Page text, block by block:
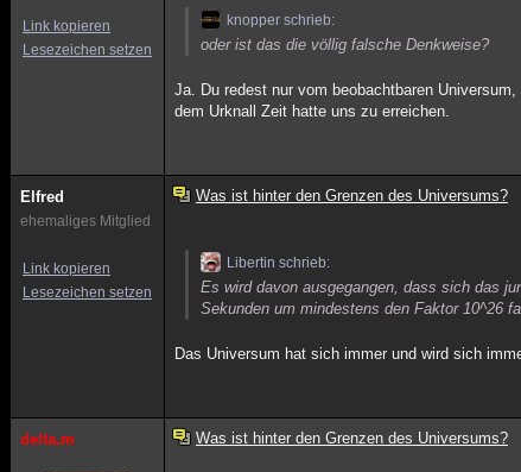
Link kopieren
Lesezeichen setzen
knopper schrieb:
oder ist das die völlig falsche Denkweise?
Ja. Du redest nur vom beobachtbaren
dem Urknall Zeit hatte uns zu erreichen.
Elfred
ehemaliges Mitglied
Link kopieren
Lesezeichen setzen
Was ist hinter den Grenzen des Universums?
Libertin schrieb:
Es wird davon ausgegangen, dass sich das
Sekunden um mindestens den Faktor 10^26
Das Universum hat sich immer und wird sich
delta.m Was ist hinter den Grenzen des Universums?